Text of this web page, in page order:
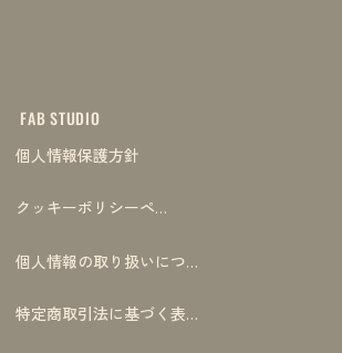
FAB STUDIO
個人情報保護方針
クッキーポリシーページ
個人情報の取り扱いについて
特定商取引法に基づく表記